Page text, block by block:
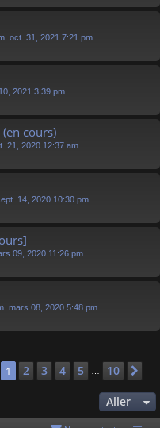
oct. 31, 2021 7:21 pm
2021 3:39 pm
cours)
21, 2020 12:37 am
14, 2020 10:30 pm
09, 2020 11:26 pm
mars 08, 2020 5:48 pm
1sur 10
1 2 3 4 5 10
Aller